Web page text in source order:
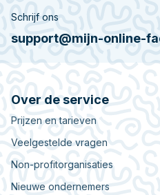
Schrijf ons
support@mijn-online-
Over de service
Prijzen en tarieven
Veelgestelde vragen
Non-profitorganisaties
Nieuwe ondernemers